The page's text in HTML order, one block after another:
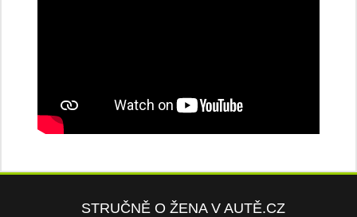
STRUČNĚ O ŽENA V AUTĚ.CZ